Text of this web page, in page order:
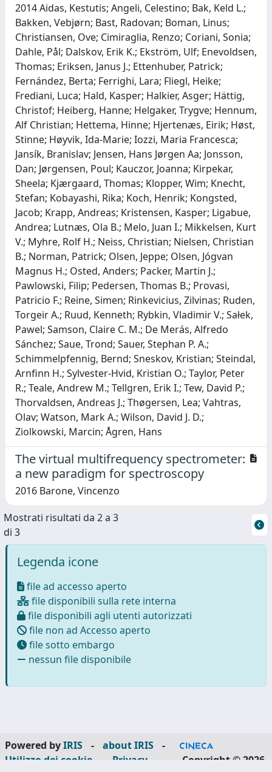
2014 Aidas, Kestutis; Angeli, Celestino; Bak, Keld L.;
Bakken, Vebjørn; Bast, Radovan; Boman, Linus;
Christiansen, Ove; Cimiraglia, Renzo; Coriani, Sonia;
Dahle, Pål; Dalskov, Erik K.; Ekström, Ulf; Enevoldsen,
Thomas; Eriksen, Janus J.; Ettenhuber, Patrick;
Fernández, Berta; Ferrighi, Lara; Fliegl, Heike;
Frediani, Luca; Hald, Kasper; Halkier, Asger; Hättig,
Christof; Heiberg, Hanne; Helgaker, Trygve; Hennum,
Alf Christian; Hettema, Hinne; Hjertenæs, Eirik; Høst,
Stinne; Høyvik, Ida-Marie; Iozzi, Maria Francesca;
Jansík, Branislav; Jensen, Hans Jørgen Aa; Jonsson,
Dan; Jørgensen, Poul; Kauczor, Joanna; Kirpekar,
Sheela; Kjærgaard, Thomas; Klopper, Wim; Knecht,
Stefan; Kobayashi, Rika; Koch, Henrik; Kongsted,
Jacob; Krapp, Andreas; Kristensen, Kasper; Ligabue,
Andrea; Lutnæs, Ola B.; Melo, Juan I.; Mikkelsen, Kurt
V.; Myhre, Rolf H.; Neiss, Christian; Nielsen, Christian
B.; Norman, Patrick; Olsen, Jeppe; Olsen, Jógvan
Magnus H.; Osted, Anders; Packer, Martin J.;
Pawlowski, Filip; Pedersen, Thomas B.; Provasi,
Patricio F.; Reine, Simen; Rinkevicius, Zilvinas; Ruden,
Torgeir A.; Ruud, Kenneth; Rybkin, Vladimir V.; Sałek,
Pawel; Samson, Claire C. M.; De Merás, Alfredo
Sánchez; Saue, Trond; Sauer, Stephan P. A.;
Schimmelpfennig, Bernd; Sneskov, Kristian; Steindal,
Arnfinn H.; Sylvester-Hvid, Kristian O.; Taylor, Peter
R.; Teale, Andrew M.; Tellgren, Erik I.; Tew, David P.;
Thorvaldsen, Andreas J.; Thøgersen, Lea; Vahtras,
Olav; Watson, Mark A.; Wilson, David J. D.;
Ziolkowski, Marcin; Ågren, Hans
The virtual multifrequency spectrometer:
a new paradigm for spectroscopy
2016 Barone, Vincenzo
Mostrati risultati da 2 a 3
di 3
Legenda icone
file ad accesso aperto
file disponibili sulla rete interna
file disponibili agli utenti autorizzati
file non ad Accesso aperto
file sotto embargo
nessun file disponibile
Powered byIRIS - about IRIS
-
Utilizzo dei cookie
Privacy Copyright © 2026